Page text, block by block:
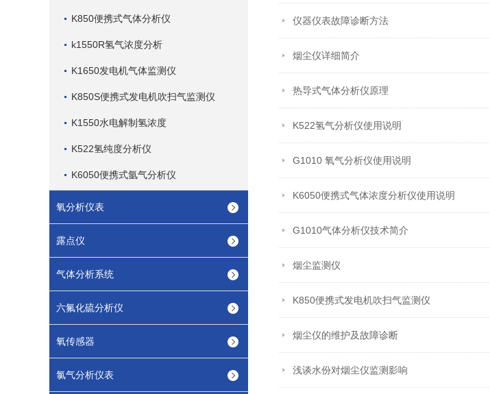
K850便携式气体分析仪
k1550R氢气浓度分析
K1650发电机气体监测仪
K850S便携式发电机吹扫气监测仪
K1550水电解制氢浓度
K522氢纯度分析仪
K6050便携式氩气分析仪
氧分析仪表
露点仪
气体分析系统
六氟化硫分析仪
氧传感器
氯气分析仪表
仪器仪表故障诊断方法
烟尘仪详细简介
热导式气体分析仪原理
K522氢气分析仪使用说明
G1010 氧气分析仪使用说明
K6050便携式气体浓度分析仪使用说明
G1010气体分析仪技术简介
烟尘监测仪
K850便携式发电机吹扫气监测仪
烟尘仪的维护及故障诊断
浅谈水份对烟尘仪监测影响